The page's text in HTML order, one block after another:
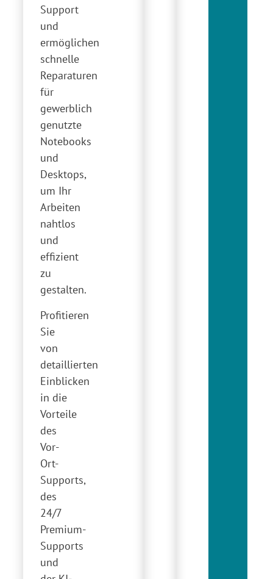
Support
und
ermöglichen
schnelle
Reparaturen
für
gewerblich
genutzte
Notebooks
und
Desktops,
um Ihr
Arbeiten
nahtlos
und
effizient
zu
gestalten.
Profitieren
Sie
von
detaillierten
Einblicken
in die
Vorteile
des
Vor-
Ort-
Supports,
des
24/7
Premium-
Supports
und